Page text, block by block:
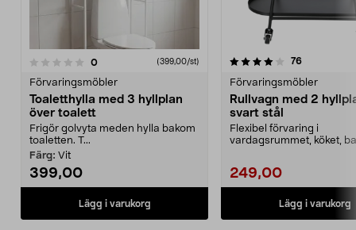
0recensioner (399,00/st)
Förvaringsmöbler
Toaletthylla med 3 hyllplan
över toalett
Frigör golvyta meden hylla bakom
toaletten. T...
Färg: Vit
399,00
Lägg i varukorg
4.0 av 5 stjärnor 76recensioner
Förvaringsmöbler
Rullvagn med 2
svart stål
Flexibel förvaring i
vardagsrummet, köket,
249,00
Lägg i varukorg
4.0 av 5 stjärnor